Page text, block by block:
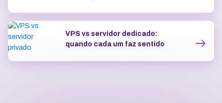
VPS vs servidor dedicado:
quando cada um faz sentido